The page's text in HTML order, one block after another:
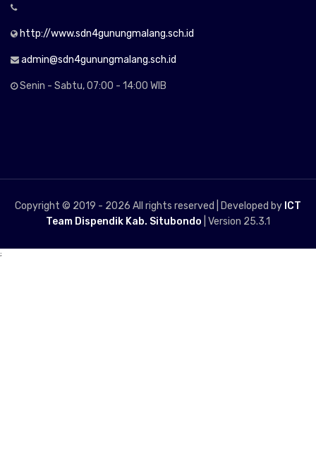
http://www.sdn4gunungmalang.sch.id
admin@sdn4gunungmalang.sch.id
Senin - Sabtu, 07:00 - 14:00 WIB
Copyright © 2019 - 2026 All rights reserved | Developed by ICT
Team Dispendik Kab. Situbondo | Version 25.3.1
;